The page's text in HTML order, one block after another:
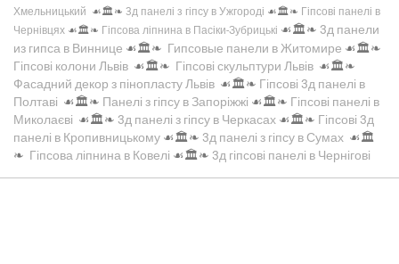
Хмельницький ☙🏛️❧ 3д панелі з гіпсу в Ужгороді ☙🏛️❧ Гіпсові панелі в
Чернівцях ☙🏛️❧ Гіпсова ліпнина в Пасіки-Зубрицькі ☙🏛️❧ 3д панели
из гипса в Виннице ☙🏛️❧ Гипсовые панели в Житомире ☙🏛️❧
Гіпсові колони Львів ☙🏛️❧ Гіпсові скульптури Львів ☙🏛️❧
Фасадний декор з пінопласту Львів ☙🏛️❧ Гіпсові 3д панелі в
Полтаві ☙🏛️❧ Панелі з гіпсу в Запоріжжі ☙🏛️❧ Гіпсові панелі в
Миколаєві ☙🏛️❧ 3д панелі з гіпсу в Черкасах ☙🏛️❧ Гіпсові 3д
панелі в Кропивницькому ☙🏛️❧ 3д панелі з гіпсу в Сумах ☙🏛️
❧ Гіпсова ліпнина в Ковелі ☙🏛️❧ 3д гіпсові панелі в Чернігові